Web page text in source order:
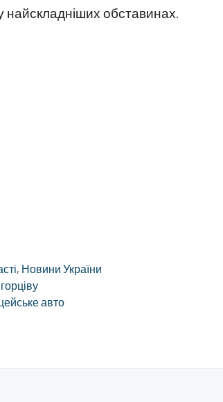
найскладніших обставинах.
, Новини України
авто